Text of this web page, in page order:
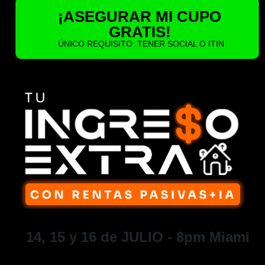
¡ASEGURAR MI CUPO
GRATIS!
ÚNICO REQUISITO: TENER SOCIAL O ITIN
14, 15 y 16 de JULIO - 8pm Miami